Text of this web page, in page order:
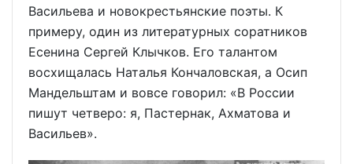
Васильева и новокрестьянские поэты. К
примеру, один из литературных соратников
Есенина Сергей Клычков. Его талантом
восхищалась Наталья Кончаловская, а Осип
Мандельштам и вовсе говорил: «В России
пишут четверо: я, Пастернак, Ахматова и
Васильев».